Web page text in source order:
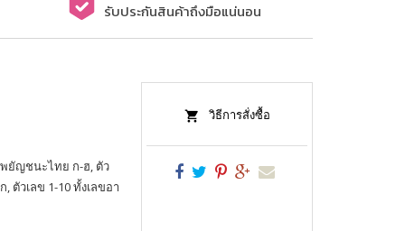
รับประกันสินค้าถึงมือแน่นอน
ยัญชนะไทย ก-ฮ, ตัว
วเลข 1-10 ทั้งเลขอา
วิธีการสั่งซื้อ